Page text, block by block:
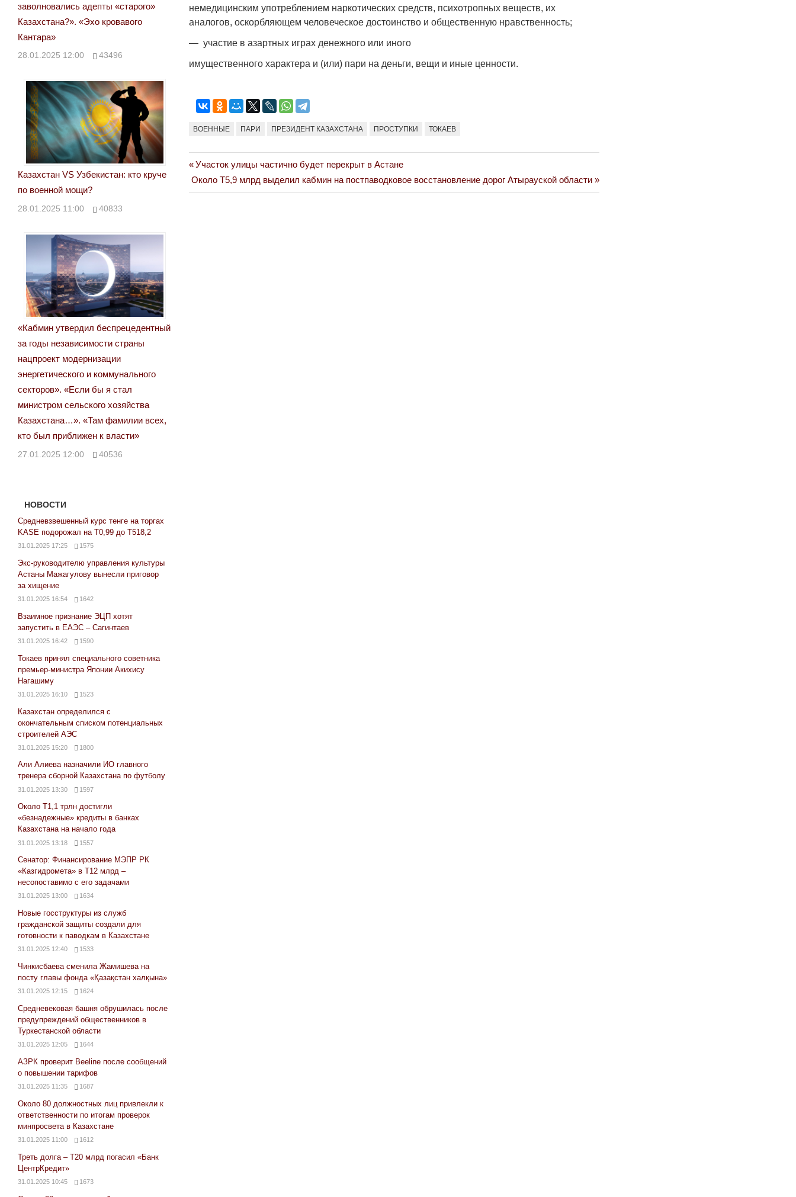
немедицинским употреблением наркотических средств, психотропных веществ, их
аналогов, оскорбляющем человеческое достоинство и общественную нравственность;
— участие в азартных играх денежного или иного
имущественного характера и (или) пари на деньги, вещи и иные ценности.
ВОЕННЫЕ ПАРИ ПРЕЗИДЕНТ КАЗАХСТАНА ПРОСТУПКИ ТОКАЕВ
Навигация
по
Previous
Post:
Участок улицы частично будет перекрыт в Астане
Next
Post:
Около Т5,9 млрд выделил кабмин на постпаводковое восстановление дорог Атырауской области
заволновались адепты «старого»
Казахстана?». «Эхо кровавого
Кантара»
28.01.2025 12:00 43496
Казахстан VS Узбекистан: кто круче
по военной мощи?
28.01.2025 11:00 40833
«Кабмин утвердил беспрецедентный
за годы независимости страны
нацпроект модернизации
энергетического и коммунального
секторов». «Если бы я стал
министром сельского хозяйства
Казахстана…». «Там фамилии всех,
кто был приближен к власти»
27.01.2025 12:00 40536
НОВОСТИ
Средневзвешенный курс тенге на торгах
KASE подорожал на Т0,99 до Т518,2
31.01.2025 17:25 1575
Экс-руководителю управления культуры
Астаны Мажагулову вынесли приговор
за хищение
31.01.2025 16:54 1642
Взаимное признание ЭЦП хотят
запустить в ЕАЭС – Сагинтаев
31.01.2025 16:42 1590
Токаев принял специального советника
премьер-министра Японии Акихису
Нагашиму
31.01.2025 16:10 1523
Казахстан определился с
окончательным списком потенциальных
строителей АЭС
31.01.2025 15:20 1800
Али Алиева назначили ИО главного
тренера сборной Казахстана по футболу
31.01.2025 13:30 1597
Около Т1,1 трлн достигли
«безнадежные» кредиты в банках
Казахстана на начало года
31.01.2025 13:18 1557
Сенатор: Финансирование МЭПР РК
«Казгидромета» в Т12 млрд –
несопоставимо с его задачами
31.01.2025 13:00 1634
Новые госструктуры из служб
гражданской защиты создали для
готовности к паводкам в Казахстане
31.01.2025 12:40 1533
Чинкисбаева сменила Жамишева на
посту главы фонда «Қазақстан халқына»
31.01.2025 12:15 1624
Средневековая башня обрушилась после
предупреждений общественников в
Туркестанской области
31.01.2025 12:05 1644
АЗРК проверит Beeline после сообщений
о повышении тарифов
31.01.2025 11:35 1687
Около 80 должностных лиц привлекли к
ответственности по итогам проверок
минпросвета в Казахстане
31.01.2025 11:00 1612
Треть долга – Т20 млрд погасил «Банк
ЦентрКредит»
31.01.2025 10:45 1673